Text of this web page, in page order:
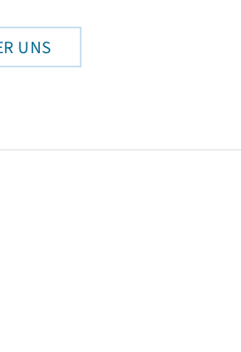
UNS